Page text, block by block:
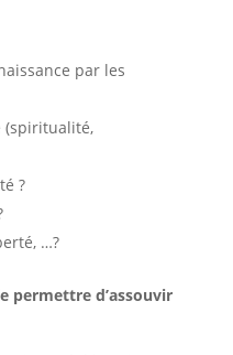
par les
(spiritualité,
?
…?
permettre d’assouvir